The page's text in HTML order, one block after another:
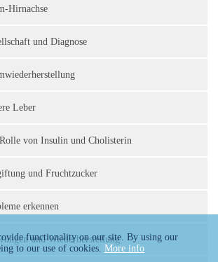
Hirnachse
und Diagnose
Leber
von Insulin und Cholisterin
und Fruchtzucker
erkennen
und Wiederherstellung
functionality on our site. By using our
to our use of cookies. More info